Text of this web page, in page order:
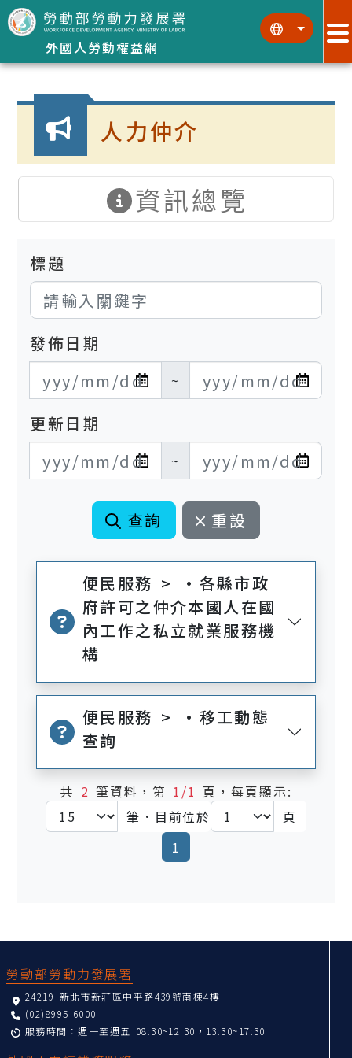
跳到主要內容區塊
外國人勞動權益網
::: :::
:::
人力仲介
資訊總覽
標題
發佈日期
發布日期開始
~
發布日期結束
更新日期
更新日期開始
~
更新日期結束
查詢 重設
便民服務 > •各縣市政
府許可之仲介本國人在國
內工作之私立就業服務機
構
便民服務 > •移工動態
查詢
共 2筆資料，第 1/1 頁，每頁顯示:
筆．目前位於
頁
1
勞動部勞動力發展署
24219 新北市新莊區中平路439號南棟4樓
(02)8995-6000
服務時間：週一至週五 08:30~12:30，13:30~17:30